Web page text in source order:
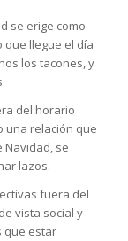
se erige como
llegue el día
los tacones, y
del horario
una relación que
Navidad, se
lazos.
fuera del
vista social y
que estar